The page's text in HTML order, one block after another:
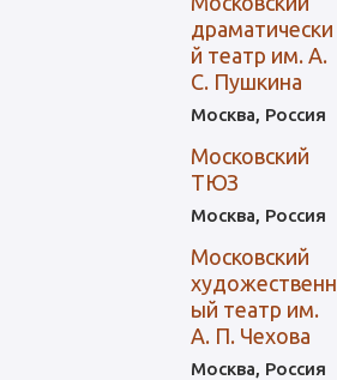
драматически
й театр им. А.
С. Пушкина
Москва, Россия
Московский
ТЮЗ
Москва, Россия
Московский
художественн
ый театр им.
А. П. Чехова
Москва, Россия